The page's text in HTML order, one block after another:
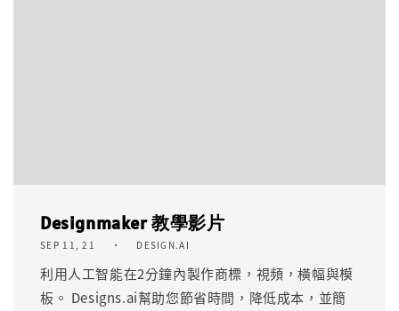
Designmaker 教學影片
SEP 11, 21 DESIGN.AI
利用人工智能在2分鐘內製作商標，視頻，橫幅與模
板。 Designs.ai幫助您節省時間，降低成本，並簡